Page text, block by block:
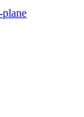
plane